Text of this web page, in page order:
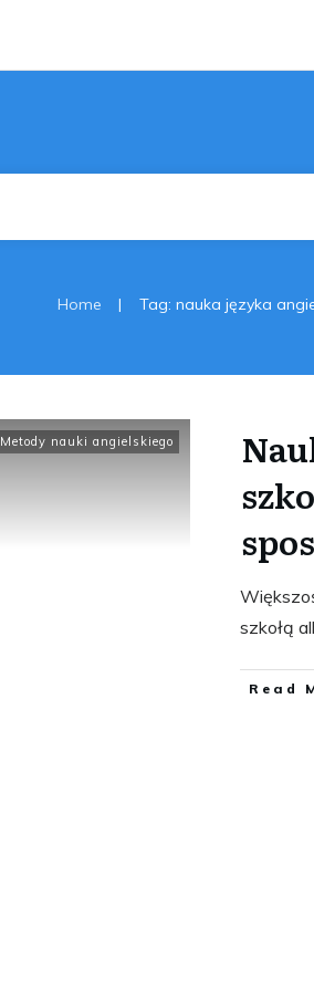
Home | Tag: nauka języka
Metody nauki angielskiego
szkołą
​Read